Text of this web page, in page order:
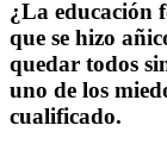
¿La educación
que se hizo
quedar todos
uno de los
cualificado.